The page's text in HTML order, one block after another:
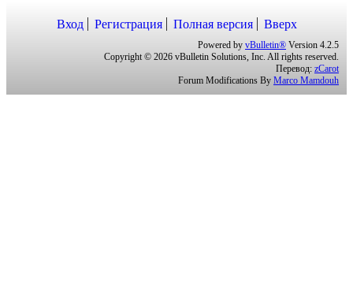
Вход Регистрация Полная версия Вверх
Powered by vBulletin® Version 4.2.5
Copyright © 2026 vBulletin Solutions, Inc. All rights reserved.
Перевод: zCarot
Forum Modifications By Marco Mamdouh